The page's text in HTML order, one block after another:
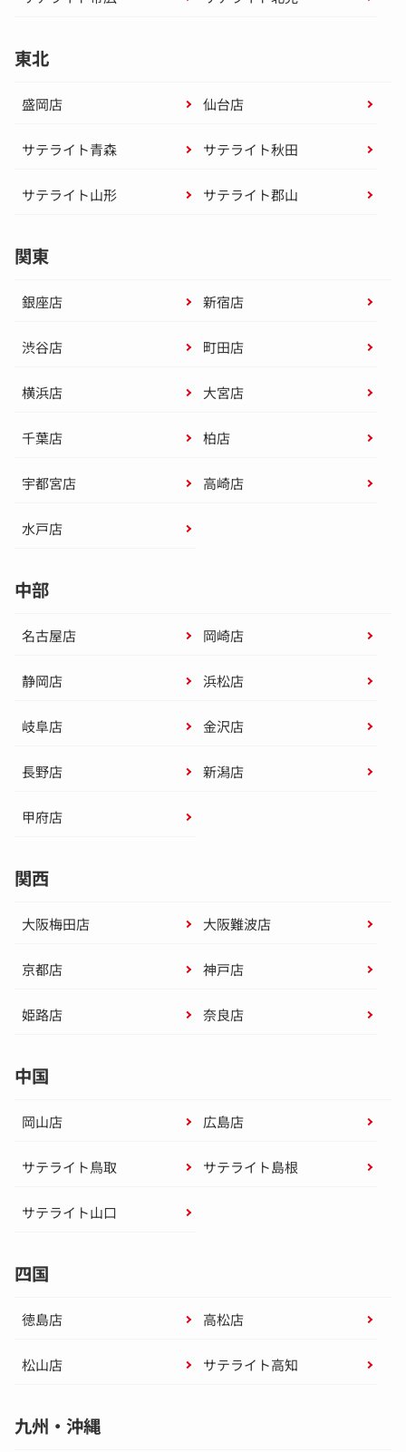
東北
盛岡店 仙台店
サテライト青森 サテライト秋田
サテライト山形 サテライト郡山
関東
銀座店 新宿店
渋谷店 町田店
横浜店 大宮店
千葉店 柏店
宇都宮店 高崎店
水戸店
中部
名古屋店 岡崎店
静岡店 浜松店
岐阜店 金沢店
長野店 新潟店
甲府店
関西
大阪梅田店 大阪難波店
京都店 神戸店
姫路店 奈良店
中国
岡山店 広島店
サテライト鳥取 サテライト島根
サテライト山口
四国
徳島店 高松店
松山店 サテライト高知
九州・沖縄